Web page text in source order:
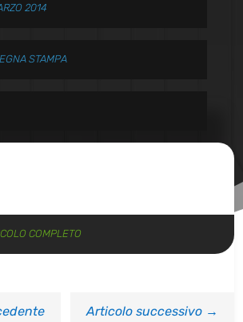
2014
STAMPA
COMPLETO
Articolo successivo→